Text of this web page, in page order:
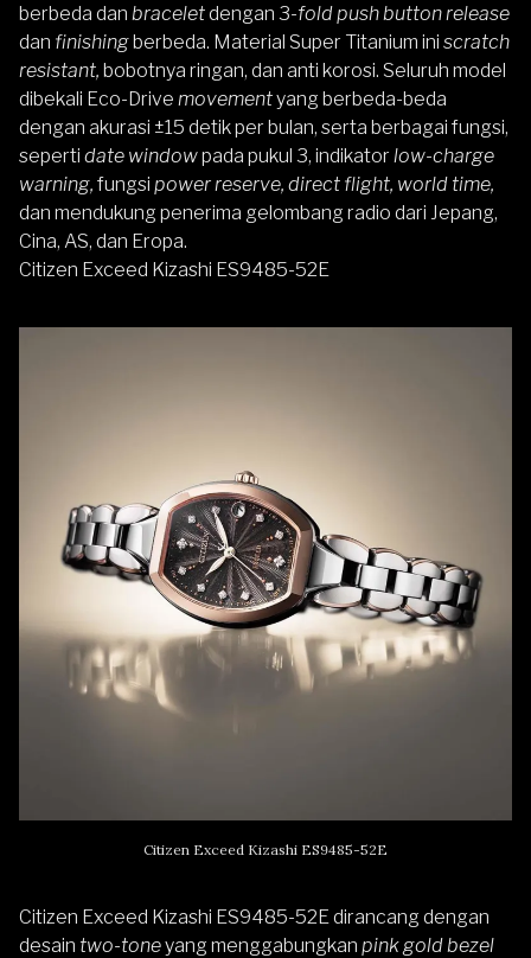
berbeda dan braceletdengan 3-fold push button release
dan finishingberbeda. Material Super Titanium ini scratch
resistant, bobotnya ringan, dan anti korosi. Seluruh model
dibekali Eco-Drive movementyang berbeda-beda
dengan akurasi ±15 detik per bulan, serta berbagai fungsi,
seperti date windowpada pukul 3, indikator low-charge
warning, fungsi power reserve, direct flight, world time,
dan mendukung penerima gelombang radio dari Jepang,
Cina, AS, dan Eropa.
Citizen Exceed Kizashi ES9485-52E
Citizen Exceed Kizashi ES9485-52E
Citizen Exceed Kizashi ES9485-52E dirancang dengan
desain two-toneyang menggabungkan pink gold bezel